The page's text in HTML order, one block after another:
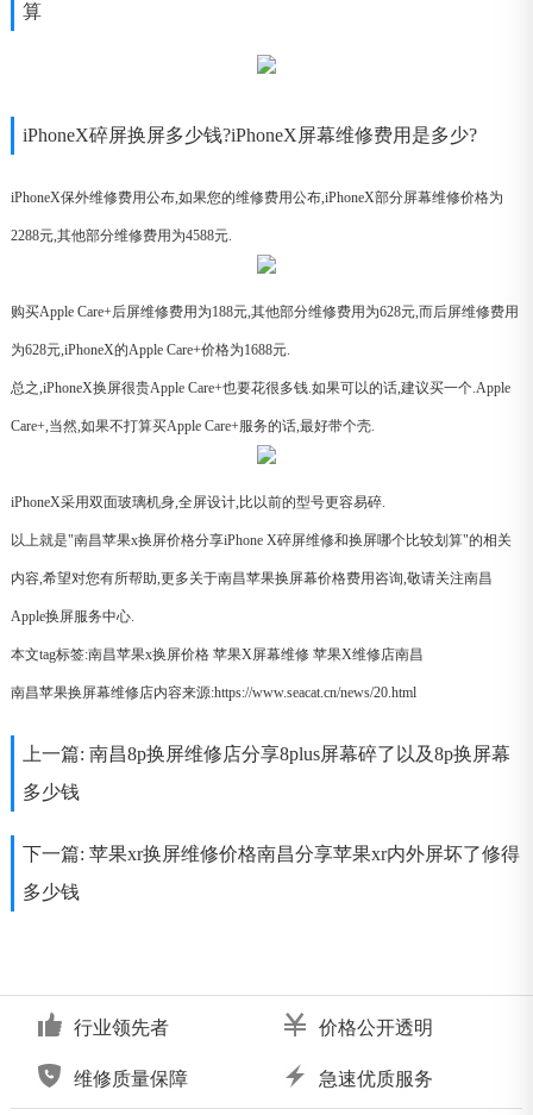
算
iPhoneX碎屏换屏多少钱?iPhoneX屏幕维修费用是多少?
iPhoneX保外维修费用公布,如果您的维修费用公布,iPhoneX部分屏幕维修价格为
2288元,其他部分维修费用为4588元.
购买Apple Care+后屏维修费用为188元,其他部分维修费用为628元,而后屏维修费用
为628元,iPhoneX的Apple Care+价格为1688元.
总之,iPhoneX换屏很贵Apple Care+也要花很多钱.如果可以的话,建议买一个.Apple
Care+,当然,如果不打算买Apple Care+服务的话,最好带个壳.
iPhoneX采用双面玻璃机身,全屏设计,比以前的型号更容易碎.
以上就是"南昌苹果x换屏价格分享iPhone X碎屏维修和换屏哪个比较划算"的相关
内容,希望对您有所帮助,更多关于南昌苹果换屏幕价格费用咨询,敬请关注南昌
Apple换屏服务中心.
本文tag标签:南昌苹果x换屏价格 苹果X屏幕维修 苹果X维修店南昌
南昌苹果换屏幕维修店内容来源:https://www.seacat.cn/news/20.html
上一篇: 南昌8p换屏维修店分享8plus屏幕碎了以及8p换屏幕
多少钱
下一篇: 苹果xr换屏维修价格南昌分享苹果xr内外屏坏了修得
多少钱
行业领先者 价格公开透明
维修质量保障 急速优质服务